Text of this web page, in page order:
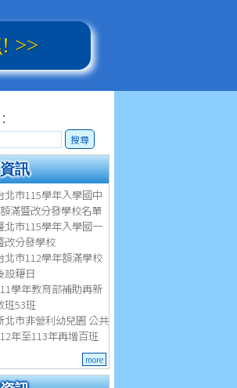
>>
搜尋
訊
北市115學年入學國中
滿暨改分發學校名單
北市115學年入學國一
改分發學校
北市112學年額滿學校
設籍日
學年教育部補助再新
班53班
北市非營利幼兒園 公共
年至113年再增百班
more